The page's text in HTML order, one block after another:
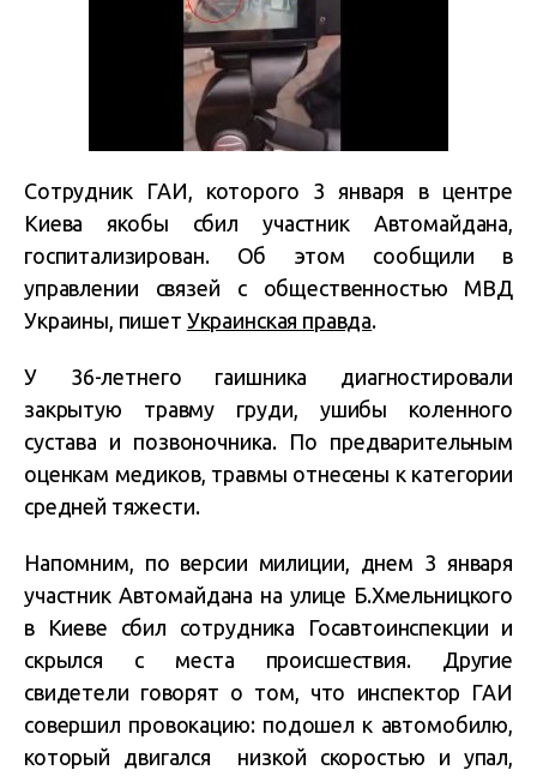
Сотрудник ГАИ, которого 3 января в центре
Киева якобы сбил участник Автомайдана,
госпитализирован. Об этом сообщили в
управлении связей с общественностью МВД
Украины, пишет Украинская правда.
У 36-летнего гаишника диагностировали
закрытую травму груди, ушибы коленного
сустава и позвоночника. По предварительным
оценкам медиков, травмы отнесены к категории
средней тяжести.
Напомним, по версии милиции, днем 3 января
участник Автомайдана на улице Б.Хмельницкого
в Киеве сбил сотрудника Госавтоинспекции и
скрылся с места происшествия. Другие
свидетели говорят о том, что инспектор ГАИ
совершил провокацию: подошел к автомобилю,
который двигался низкой скоростью и упал,